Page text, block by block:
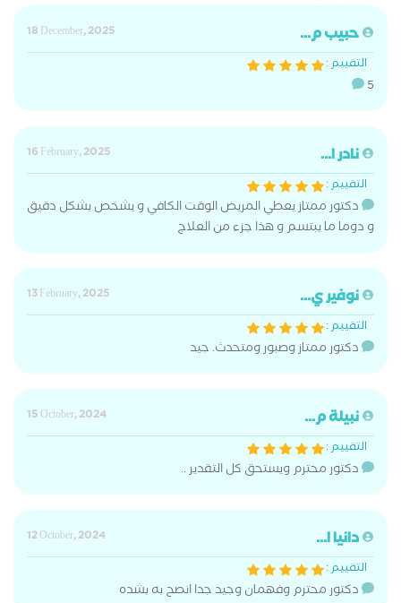
حبيب م...
18 December, 2025
التقييم :
5
نادر ا...
16 February, 2025
التقييم :
دكتور ممتاز يعطي المريض الوقت الكافي و يشخص بشكل دقيق
و دوما ما يبتسم و هذا جزء من العلاج
نوفير ي...
13 February, 2025
التقييم :
دكتور ممتاز وصبور ومتحدث. جيد
نبيلة م...
15 October, 2024
التقييم :
دكتور محترم ويستحق كل التقدير ..
دانيا ا...
12 October, 2024
التقييم :
دكتور محترم وفهمان وجيد جدا انصح به بشده